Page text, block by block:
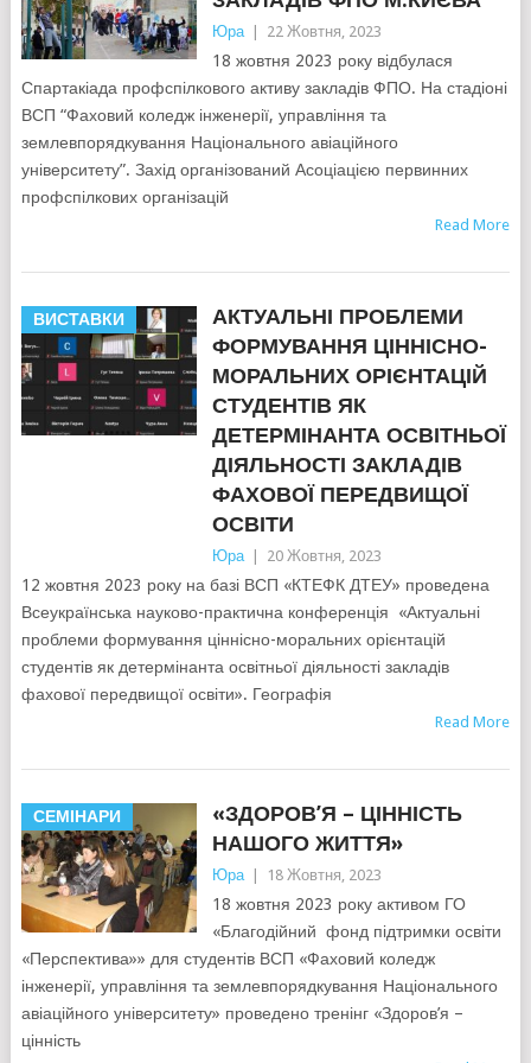
Юра 22 Жовтня, 2023
18 жовтня 2023 року відбулася
Спартакіада профспілкового активу закладів ФПО. На стадіоні
ВСП “Фаховий коледж інженерії, управління та
землевпорядкування Національного авіаційного
університету”. Захід організований Асоціацією первинних
профспілкових організацій
Read More
ВИСТАВКИ
АКТУАЛЬНІ ПРОБЛЕМИ
ФОРМУВАННЯ ЦІННІСНО-
МОРАЛЬНИХ ОРІЄНТАЦІЙ
СТУДЕНТІВ ЯК
ДЕТЕРМІНАНТА ОСВІТНЬОЇ
ДІЯЛЬНОСТІ ЗАКЛАДІВ
ФАХОВОЇ ПЕРЕДВИЩОЇ
ОСВІТИ
Юра 20 Жовтня, 2023
12 жовтня 2023 року на базі ВСП «КТЕФК ДТЕУ» проведена
Всеукраїнська науково-практична конференція «Актуальні
проблеми формування ціннісно-моральних орієнтацій
студентів як детермінанта освітньої діяльності закладів
фахової передвищої освіти». Географія
Read More
СЕМІНАРИ
«ЗДОРОВ’Я – ЦІННІСТЬ
НАШОГО ЖИТТЯ»
Юра 18 Жовтня, 2023
18 жовтня 2023 року активом ГО
«Благодійний фонд підтримки освіти
«Перспектива»» для студентів ВСП «Фаховий коледж
інженерії, управління та землевпорядкування Національного
авіаційного університету» проведено тренінг «Здоров’я –
цінність